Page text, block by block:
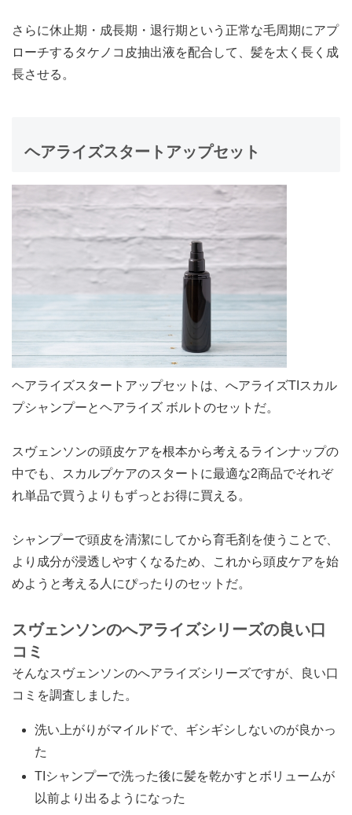
さらに休止期・成長期・退行期という正常な毛周期にアプ
ローチするタケノコ皮抽出液を配合して、髪を太く長く成
長させる。
ヘアライズスタートアップセット
ヘアライズスタートアップセットは、へアライズTIスカル
プシャンプーとヘアライズ ボルトのセットだ。
スヴェンソンの頭皮ケアを根本から考えるラインナップの
中でも、スカルプケアのスタートに最適な2商品でそれぞ
れ単品で買うよりもずっとお得に買える。
シャンプーで頭皮を清潔にしてから育毛剤を使うことで、
より成分が浸透しやすくなるため、これから頭皮ケアを始
めようと考える人にぴったりのセットだ。
スヴェンソンのへアライズシリーズの良い口
コミ
そんなスヴェンソンのへアライズシリーズですが、良い口
コミを調査しました。
洗い上がりがマイルドで、ギシギシしないのが良かっ
た
TIシャンプーで洗った後に髪を乾かすとボリュームが
以前より出るようになった